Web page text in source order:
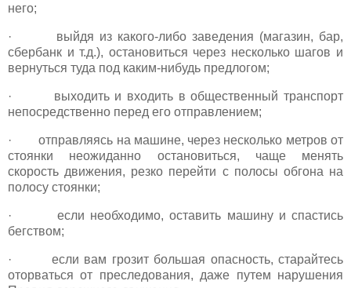
него;
· выйдя из какого-либо заведения (магазин, бар,
сбербанк и т.д.), остановиться через несколько шагов и
вернуться туда под каким-нибудь предлогом;
· выходить и входить в общественный транспорт
непосредственно перед его отправлением;
· отправляясь на машине, через несколько метров от
стоянки неожиданно остановиться, чаще менять
скорость движения, резко перейти с полосы обгона на
полосу стоянки;
· если необходимо, оставить машину и спастись
бегством;
· если вам грозит большая опасность, старайтесь
оторваться от преследования, даже путем нарушения